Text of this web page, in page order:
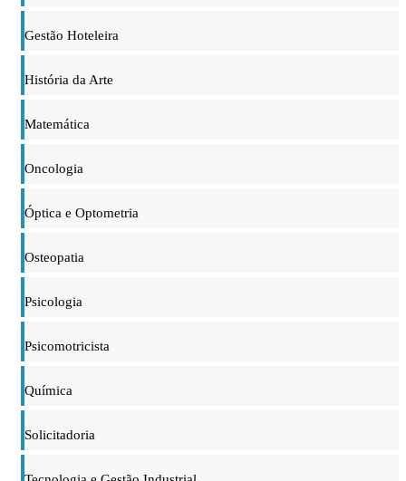
Gestão Hoteleira
História da Arte
Matemática
Oncologia
Óptica e Optometria
Osteopatia
Psicologia
Psicomotricista
Química
Solicitadoria